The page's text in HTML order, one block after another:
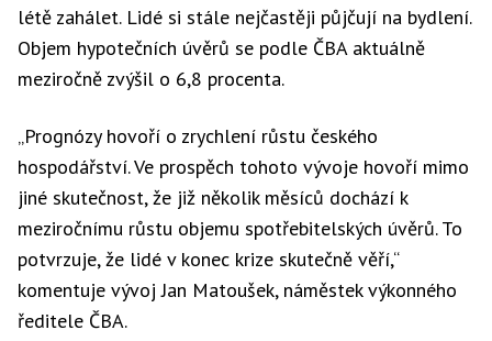
létě zahálet. Lidé si stále nejčastěji půjčují na bydlení.
Objem hypotečních úvěrů se podle ČBA aktuálně
meziročně zvýšil o 6,8 procenta.
„Prognózy hovoří o zrychlení růstu českého
hospodářství. Ve prospěch tohoto vývoje hovoří mimo
jiné skutečnost, že již několik měsíců dochází k
meziročnímu růstu objemu spotřebitelských úvěrů. To
potvrzuje, že lidé v konec krize skutečně věří,“
komentuje vývoj Jan Matoušek, náměstek výkonného
ředitele ČBA.